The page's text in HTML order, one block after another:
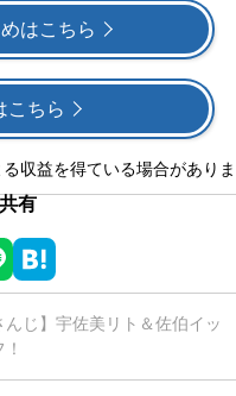
はこちら
こちら
収益を得ている場合がありま
有
んじ】宇佐美リト＆佐伯イッ